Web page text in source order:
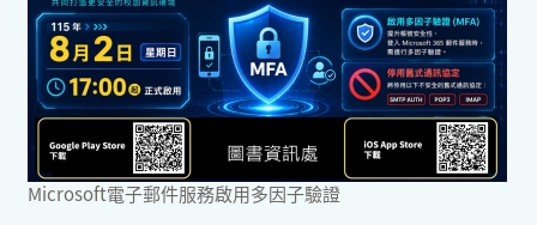
Microsoft電子郵件服務啟用多因子驗證